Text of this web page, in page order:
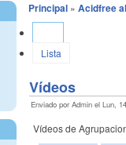
Principal» Acidfree
Lista
Vídeos
Enviado por Admin el Lun,
Vídeos de